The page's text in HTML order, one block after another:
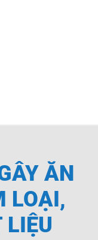
ĂN
LOẠI,